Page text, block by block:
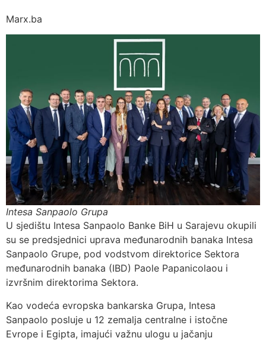
Marx.ba
Intesa Sanpaolo Grupa
U sjedištu Intesa Sanpaolo Banke BiH u Sarajevu okupili
su se predsjednici uprava međunarodnih banaka Intesa
Sanpaolo Grupe, pod vodstvom direktorice Sektora
međunarodnih banaka (IBD) Paole Papanicolaou i
izvršnim direktorima Sektora.
Kao vodeća evropska bankarska Grupa, Intesa
Sanpaolo posluje u 12 zemalja centralne i istočne
Evrope i Egipta, imajući važnu ulogu u jačanju